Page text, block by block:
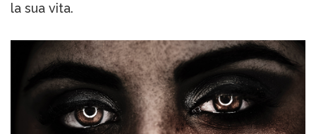
la sua vita.